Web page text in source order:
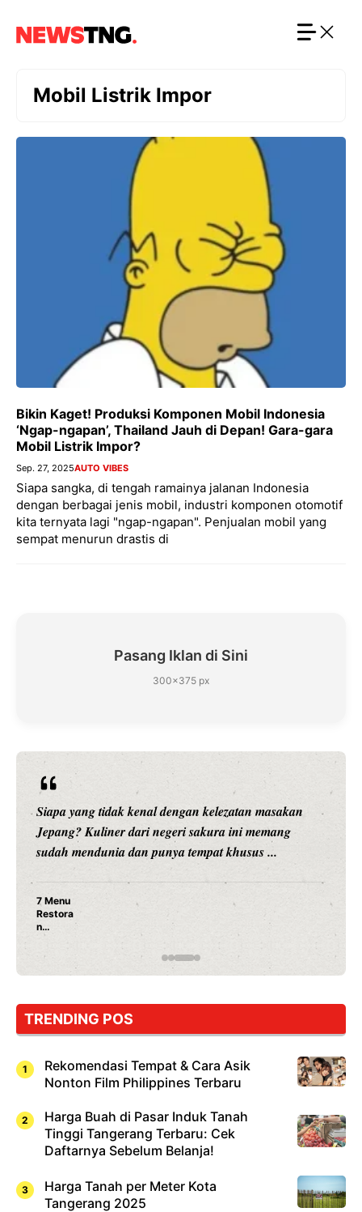
Mobil Listrik Impor
Bikin Kaget! Produksi Komponen Mobil Indonesia
‘Ngap-ngapan’, Thailand Jauh di Depan! Gara-gara
Mobil Listrik Impor?
Sep. 27, 2025AUTO VIBES
Siapa sangka, di tengah ramainya jalanan Indonesia
dengan berbagai jenis mobil, industri komponen otomotif
kita ternyata lagi "ngap-ngapan". Penjualan mobil yang
sempat menurun drastis di
Pasang Iklan di Sini
300×375 px
Siapa yang tidak kenal dengan kelezatan masakan
Jepang? Kuliner dari negeri sakura ini memang
sudah mendunia dan punya tempat khusus ...
7 Menu
Restora
n
Jepang
yang
Dicoba,
Cuma
Sushi!
TRENDING POS
Rekomendasi Tempat & Cara Asik
Nonton Film Philippines Terbaru
Harga Buah di Pasar Induk Tanah
Tinggi Tangerang Terbaru: Cek
Daftarnya Sebelum Belanja!
Harga Tanah per Meter Kota
Tangerang 2025